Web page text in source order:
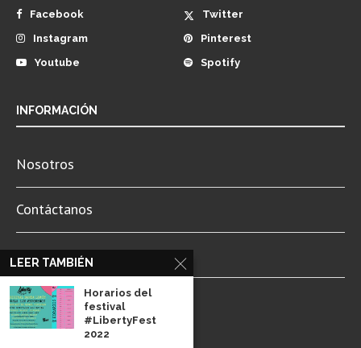
Facebook
Twitter
Instagram
Pinterest
INFORMACIÓN
Nosotros
Contáctanos
Newsletter
Aviso de Privacidad
LEER TAMBIÉN
Horarios del
festival
#LibertyFest
2022